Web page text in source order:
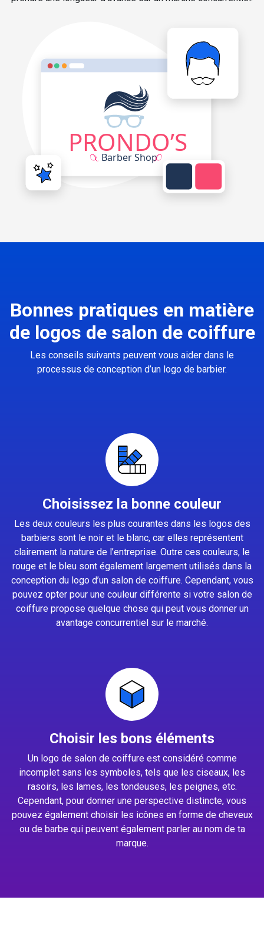
Bonnes pratiques en matière
de logos de salon de coiffure
Les conseils suivants peuvent vous aider dans le
processus de conception d’un logo de barbier.
Choisissez la bonne couleur
Les deux couleurs les plus courantes dans les logos des
barbiers sont le noir et le blanc, car elles représentent
clairement la nature de l’entreprise. Outre ces couleurs, le
rouge et le bleu sont également largement utilisés dans la
conception du logo d’un salon de coiffure. Cependant, vous
pouvez opter pour une couleur différente si votre salon de
coiffure propose quelque chose qui peut vous donner un
avantage concurrentiel sur le marché.
Choisir les bons éléments
Un logo de salon de coiffure est considéré comme
incomplet sans les symboles, tels que les ciseaux, les
rasoirs, les lames, les tondeuses, les peignes, etc.
Cependant, pour donner une perspective distincte, vous
pouvez également choisir les icônes en forme de cheveux
ou de barbe qui peuvent également parler au nom de ta
marque.